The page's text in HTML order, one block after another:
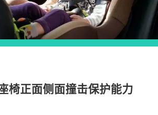
椅正面侧面撞击保护能力